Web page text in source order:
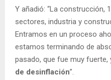
Y añadió: “La construcción,
sectores, industria y
Entramos en un proceso
estamos terminando de
pasado, que fue muy fuerte,
de desinflación”.